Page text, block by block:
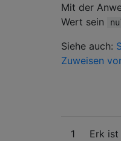
Mit der
Wert sein
Siehe auch:
Zuweisen
1
Erk